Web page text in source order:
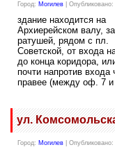
Город: Могилев |
здание находится на
Архиерейском валу, за
ратушей, рядом с пл.
Советской, от входа
до конца коридора,
почти напротив входа
правее (между оф. 7 и
ул.
Город: Могилев |